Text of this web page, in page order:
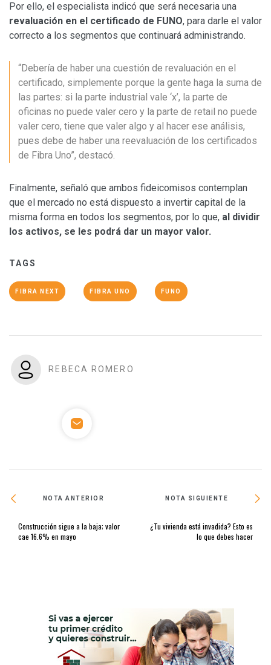
Por ello, el especialista indicó que será necesaria una
revaluación en el certificado de FUNO, para darle el valor
correcto a los segmentos que continuará administrando.
“Debería de haber una cuestión de revaluación en el
certificado, simplemente porque la gente haga la suma de
las partes: si la parte industrial vale ‘x’, la parte de
oficinas no puede valer cero y la parte de retail no puede
valer cero, tiene que valer algo y al hacer ese análisis,
pues debe de haber una reevaluación de los certificados
de Fibra Uno”, destacó.
Finalmente, señaló que ambos fideicomisos contemplan
que el mercado no está dispuesto a invertir capital de la
misma forma en todos los segmentos, por lo que, al dividir
los activos, se les podrá dar un mayor valor.
TAGS
FIBRA NEXT FIBRA UNO FUNO
REBECA ROMERO
NOTA ANTERIOR
Construcción sigue a la baja; valor
cae 16.6% en mayo
NOTA SIGUIENTE
¿Tu vivienda está invadida? Esto es
lo que debes hacer